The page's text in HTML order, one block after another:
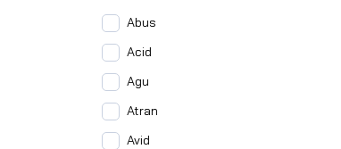
Abus
Acid
Agu
Atran
Avid